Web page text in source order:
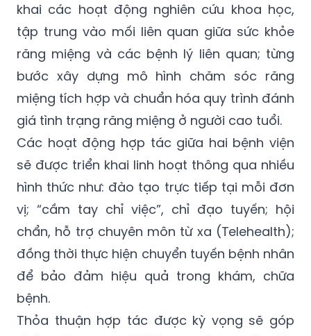
khai các hoạt động nghiên cứu khoa học,
tập trung vào mối liên quan giữa sức khỏe
răng miệng và các bệnh lý liên quan; từng
bước xây dựng mô hình chăm sóc răng
miệng tích hợp và chuẩn hóa quy trình đánh
giá tình trạng răng miệng ở người cao tuổi.
Các hoạt động hợp tác giữa hai bệnh viện
sẽ được triển khai linh hoạt thông qua nhiều
hình thức như: đào tạo trực tiếp tại mỗi đơn
vị; “cầm tay chỉ việc”, chỉ đạo tuyến; hội
chẩn, hỗ trợ chuyên môn từ xa (Telehealth);
đồng thời thực hiện chuyển tuyến bệnh nhân
để bảo đảm hiệu quả trong khám, chữa
bệnh.
Thỏa thuận hợp tác được kỳ vọng sẽ góp